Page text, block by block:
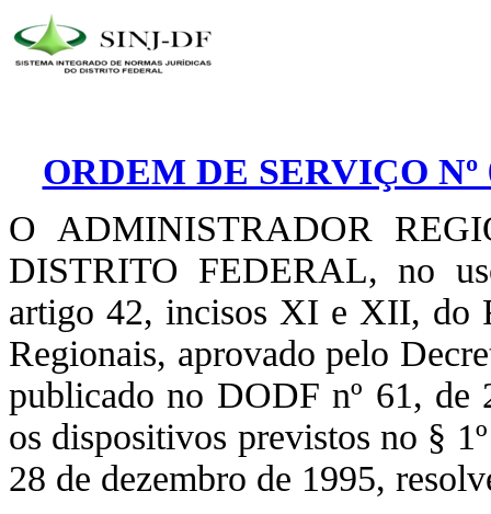
ORDEM DE SERVIÇO
O ADMINISTRADOR
DISTRITO FEDERAL, no
artigo 42, incisos XI e XII, do
Regionais, aprovado pelo
publicado no DODF nº 61, de
os dispositivos previstos no §
28 de dezembro de 1995,